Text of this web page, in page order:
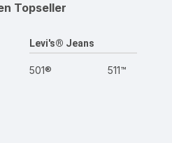
Topseller
Levi's® Jeans
501® 511™